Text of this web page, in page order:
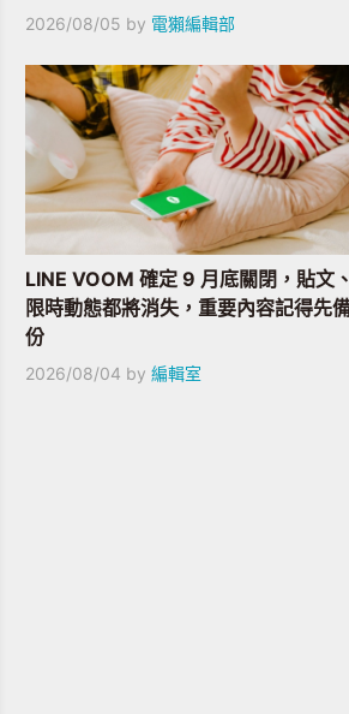
2026/08/05 by 電獺編輯部
LINE VOOM 確定 9 月底關閉，貼文、
限時動態都將消失，重要內容記得先
份
2026/08/04 by 編輯室